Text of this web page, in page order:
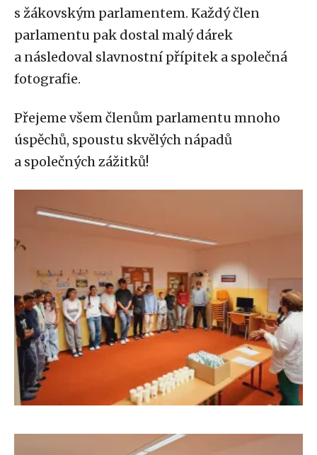
s žákovským parlamentem. Každý člen
parlamentu pak dostal malý dárek
a následoval slavnostní přípitek a společná
fotografie.
Přejeme všem členům parlamentu mnoho
úspěchů, spoustu skvělých nápadů
a společných zážitků!